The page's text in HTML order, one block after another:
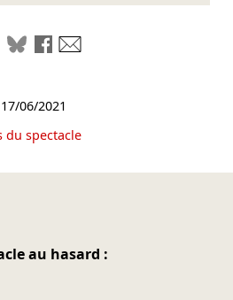
le liensur LinkedIn
Partager sur Mastodon
Partager sur Bluesky
Partager sur Facebook
17/06/2021
du spectacle
au hasard :